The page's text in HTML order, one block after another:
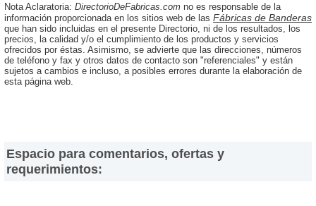
Nota Aclaratoria: DirectorioDeFabricas.com no es responsable de la
información proporcionada en los sitios web de las Fábricas de Banderas
que han sido incluidas en el presente Directorio, ni de los resultados, los
precios, la calidad y/o el cumplimiento de los productos y servicios
ofrecidos por éstas. Asimismo, se advierte que las direcciones, números
de teléfono y fax y otros datos de contacto son "referenciales" y están
sujetos a cambios e incluso, a posibles errores durante la elaboración de
esta página web.
Espacio para comentarios, ofertas y
requerimientos: